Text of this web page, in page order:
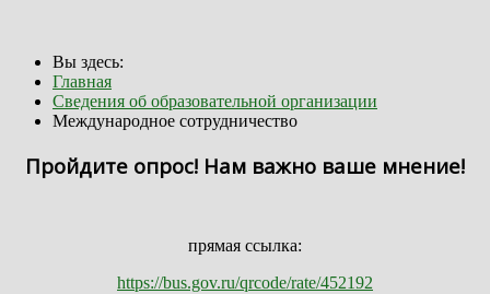
Вы здесь:
Главная
Сведения об образовательной организации
Международное сотрудничество
Пройдите опрос! Нам важно ваше мнение!
прямая ссылка:
https://bus.gov.ru/qrcode/rate/452192